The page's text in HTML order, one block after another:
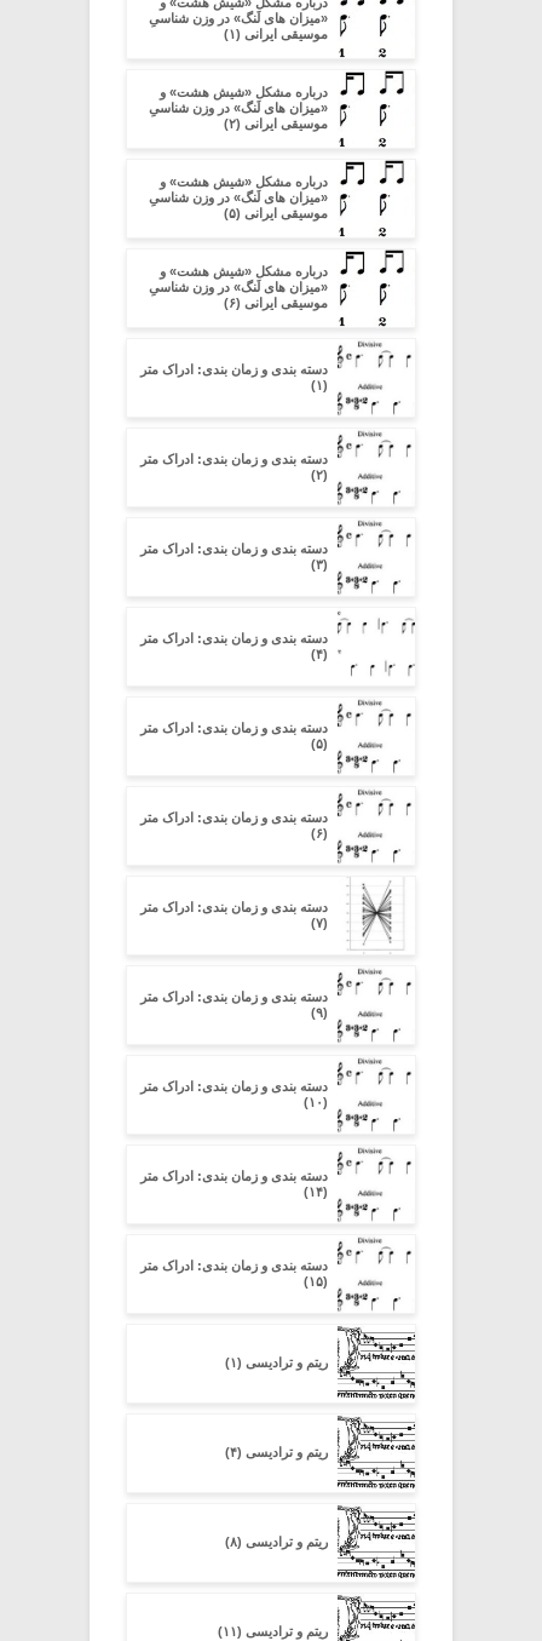
«میزان های لَنگ» در وزن شناسیِ
موسیقی ایرانی (۱)
درباره مشکل «شیش هشت» و
«میزان های لَنگ» در وزن شناسیِ
موسیقی ایرانی (۲)
درباره مشکل «شیش هشت» و
«میزان های لَنگ» در وزن شناسیِ
موسیقی ایرانی (۵)
درباره مشکل «شیش هشت» و
«میزان های لَنگ» در وزن شناسیِ
موسیقی ایرانی (۶)
دسته بندی و زمان بندی: ادراک متر
(۱)
دسته بندی و زمان بندی: ادراک متر
(۲)
دسته بندی و زمان بندی: ادراک متر
(۳)
دسته بندی و زمان بندی: ادراک متر
(۴)
دسته بندی و زمان بندی: ادراک متر
(۵)
دسته بندی و زمان بندی: ادراک متر
(۶)
دسته بندی و زمان بندی: ادراک متر
(۷)
دسته بندی و زمان بندی: ادراک متر
(۹)
دسته بندی و زمان بندی: ادراک متر
(۱۰)
دسته بندی و زمان بندی: ادراک متر
(۱۴)
دسته بندی و زمان بندی: ادراک متر
(۱۵)
ریتم و ترادیسی (۱)
ریتم و ترادیسی (۴)
ریتم و ترادیسی (۸)
ریتم و ترادیسی (۱۱)